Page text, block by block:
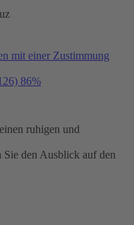
mit einer Zustimmung
86%
ruhigen und
Sie den Ausblick auf den